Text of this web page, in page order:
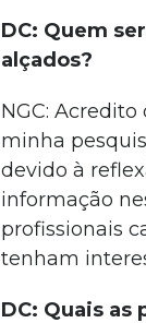
DC: Quem
alçados?
NGC:
minha
devido à
informação
profissionais
tenham
DC: Quais